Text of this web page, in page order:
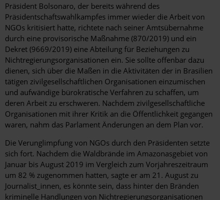
Präsident Bolsonaro, der bereits während des
Präsidentschaftswahlkampfes immer wieder die Arbeit von
NGOs kritisiert hatte, richtete nach seiner Amtsübernahme
durch eine provisorische Maßnahme (870/2019) und ein
Dekret (9669/2019) eine Abteilung für Beziehungen zu
Nichtregierungsorganisationen ein. Sie sollte offenbar dazu
dienen, sich über die Maßen in die Aktivitäten der in Brasilien
tätigen zivilgesellschaftlichen Organisationen einzumischen
und aufwändige bürokratische Verfahren zu schaffen, um
deren Arbeit zu erschweren. Nachdem zivilgesellschaftliche
Organisationen mit ihrer Kritik an die Öffentlichkeit gegangen
waren, nahm das Parlament Änderungen an dem Plan vor.
Die Verunglimpfung von NGOs durch den Präsidenten setzte
sich fort. Nachdem die Waldbrände im Amazonasgebiet von
Januar bis August 2019 im Vergleich zum Vorjahreszeitraum
um 82 % zugenommen hatten, sagte er am 21. August zu
Journalist_innen, es könnte sein, dass hinter den Bränden
kriminelle Handlungen von Nichtregierungsorganisationen